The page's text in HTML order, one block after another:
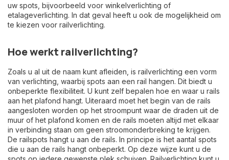
uw spots, bijvoorbeeld voor winkelverlichting of
etalageverlichting. In dat geval heeft u ook de mogelijkheid om
te kiezen voor railverlichting.
Hoe werkt railverlichting?
Zoals u al uit de naam kunt afleiden, is railverlichting een vorm
van verlichting, waarbij spots aan een rail hangen. Dit biedt u
onbeperkte flexibiliteit. U kunt zelf bepalen hoe en waar u rails
aan het plafond hangt. Uiteraard moet het begin van de rails
aangesloten worden op het stroompunt waar de draden uit de
muur of het plafond komen en de rails moeten altijd met elkaar
in verbinding staan om geen stroomonderbreking te krijgen.
De railspots hangt u aan de rails. In principe is het aantal spots
die u aan de rails hangt onbeperkt. Op deze wijze kunt u de